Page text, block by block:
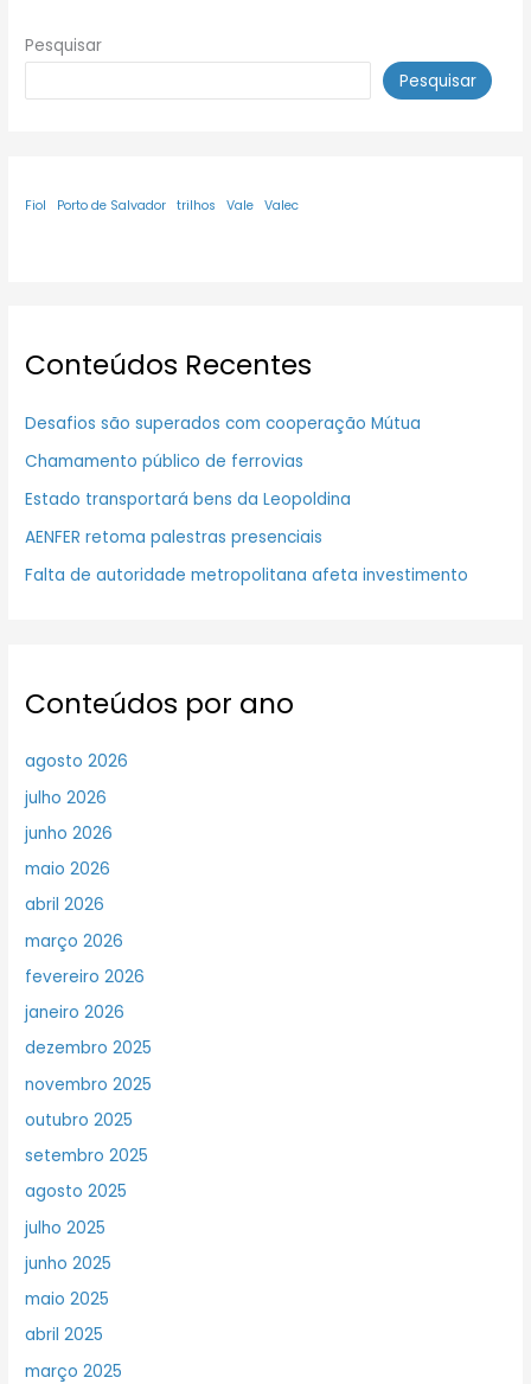
Pesquisar
Pesquisar
Fiol Porto de Salvador trilhos Vale Valec
Conteúdos Recentes
Desafios são superados com cooperação Mútua
Chamamento público de ferrovias
Estado transportará bens da Leopoldina
AENFER retoma palestras presenciais
Falta de autoridade metropolitana afeta investimento
Conteúdos por ano
agosto 2026
julho 2026
junho 2026
maio 2026
abril 2026
março 2026
fevereiro 2026
janeiro 2026
dezembro 2025
novembro 2025
outubro 2025
setembro 2025
agosto 2025
julho 2025
junho 2025
maio 2025
abril 2025
março 2025